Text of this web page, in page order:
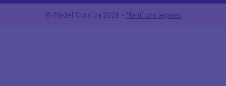
© Medef Corsica 2026 - Mentions légales